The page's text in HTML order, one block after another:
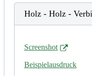
Holz - Holz -
Screenshot
Beispielausdruck